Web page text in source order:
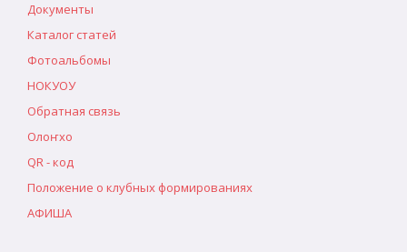
Документы
Каталог статей
Фотоальбомы
НОКУОУ
Обратная связь
Олоҥхо
QR - код
Положение о клубных формированиях
АФИША